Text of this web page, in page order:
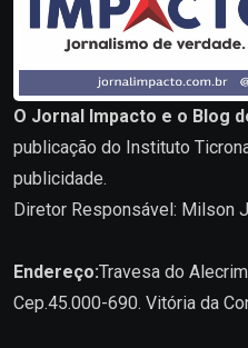
O Jornal Impacto e o Blog
publicação do Instituto
publicidade.
Diretor Responsável: Milson
Endereço:Travesa do
Cep.45.000-690. Vitória da